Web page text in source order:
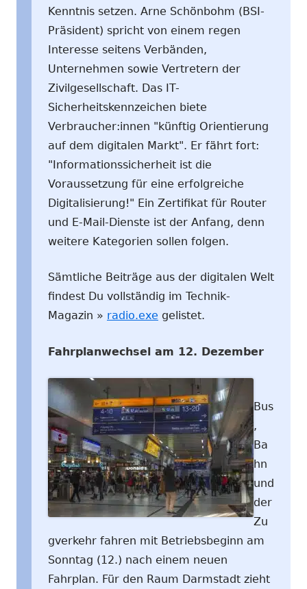
Kenntnis setzen. Arne Schönbohm (BSI-
Präsident) spricht von einem regen
Interesse seitens Verbänden,
Unternehmen sowie Vertretern der
Zivilgesellschaft. Das IT-
Sicherheitskennzeichen biete
Verbraucher:innen "künftig Orientierung
auf dem digitalen Markt". Er fährt fort:
"Informationssicherheit ist die
Voraussetzung für eine erfolgreiche
Digitalisierung!" Ein Zertifikat für Router
und E-Mail-Dienste ist der Anfang, denn
weitere Kategorien sollen folgen.
Sämtliche Beiträge aus der digitalen Welt
findest Du vollständig im Technik-
Magazin » radio.exe gelistet.
Fahrplanwechsel am 12. Dezember
Bus
,
Ba
hn
und
der
Zu
gverkehr fahren mit Betriebsbeginn am
Sonntag (12.) nach einem neuen
Fahrplan. Für den Raum Darmstadt zieht